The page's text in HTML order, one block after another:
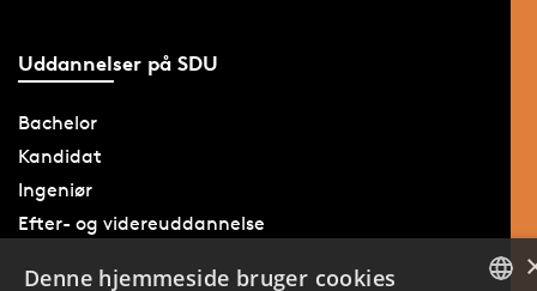
Uddannelser på SDU
Bachelor
Kandidat
Ingeniør
Efter- og videreuddannelse
Denne hjemmeside bruger cookies